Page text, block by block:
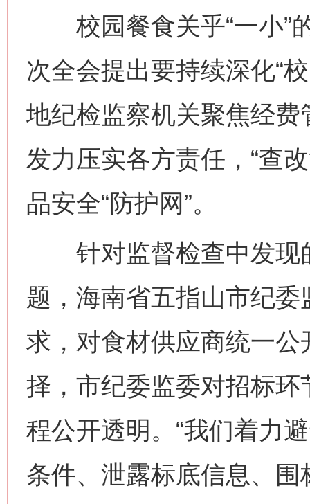
校园餐食关乎“一小”
次全会提出要持续深化“
地纪检监察机关聚焦经
发力压实各方责任，“查
品安全“防护网”。
针对监督检查中发现
题，海南省五指山市纪
求，对食材供应商统一
择，市纪委监委对招标
程公开透明。“我们着力
条件、泄露标底信息、